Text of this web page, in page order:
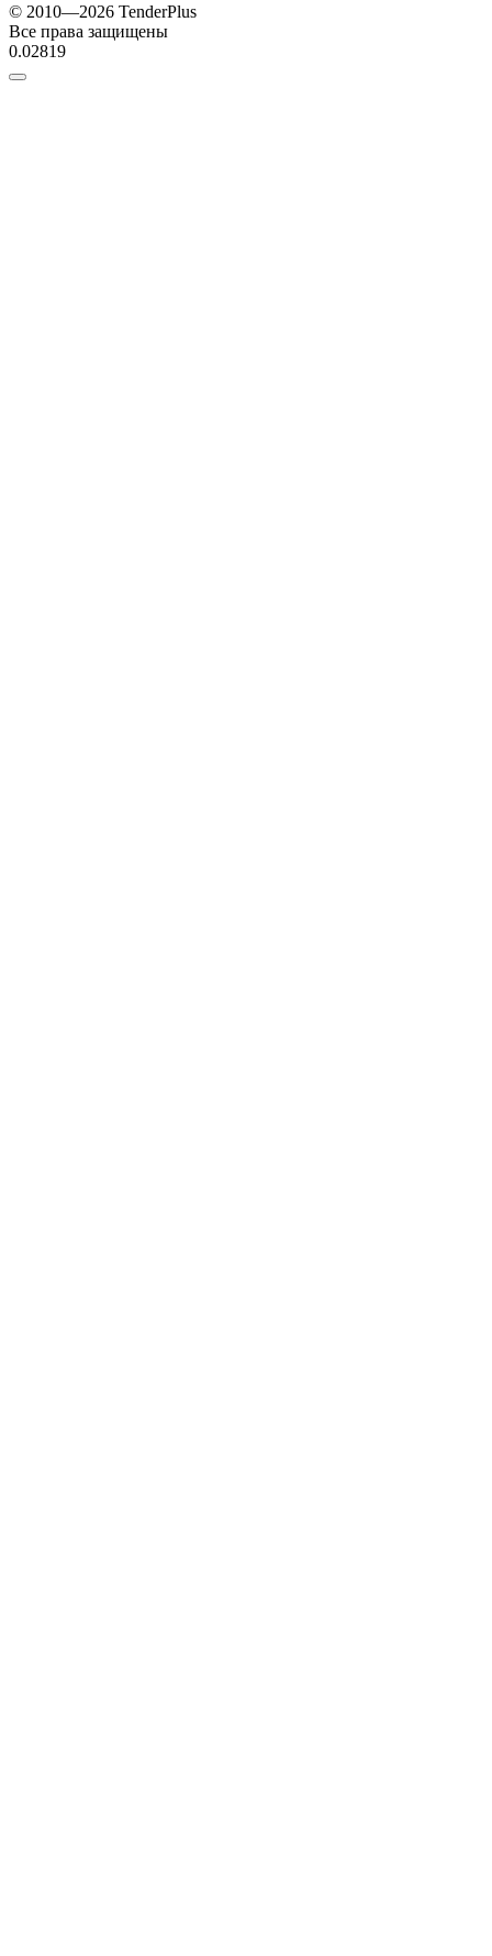
© 2010—2026 TenderPlus
Все права защищены
0.02819